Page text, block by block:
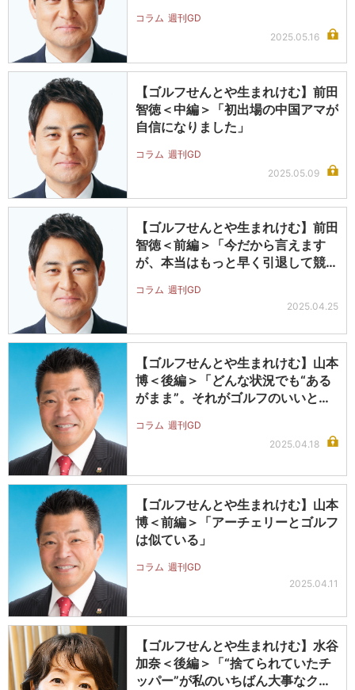
コラム 週刊GD
2025.05.16
【ゴルフせんとや生まれけむ】前田
智徳＜中編＞「初出場の中国アマが
自信になりました」
コラム 週刊GD
2025.05.09
【ゴルフせんとや生まれけむ】前田
智徳＜前編＞「今だから言えます
が、本当はもっと早く引退して競技
コラム 週刊GD
2025.04.25
【ゴルフせんとや生まれけむ】山本
博＜後編＞「どんな状況でも“ある
がまま”。それがゴルフのいいとこ
コラム 週刊GD
2025.04.18
【ゴルフせんとや生まれけむ】山本
博＜前編＞「アーチェリーとゴルフ
は似ている」
コラム 週刊GD
2025.04.11
【ゴルフせんとや生まれけむ】水谷
加奈＜後編＞「“捨てられていたチ
ッパー”が私のいちばん大事なクラ